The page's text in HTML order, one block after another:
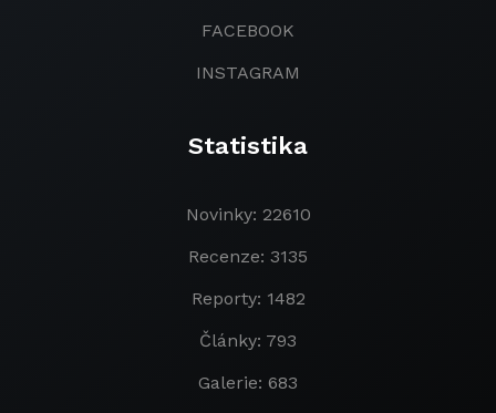
FACEBOOK
INSTAGRAM
Statistika
Novinky: 22610
Recenze: 3135
Reporty: 1482
Články: 793
Galerie: 683